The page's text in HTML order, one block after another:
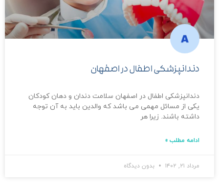
دندانپزشکی اطفال در اصفهان
دندانپزشکی اطفال در اصفهان سلامت دندان و دهان کودکان
یکی از مسائل مهمی می باشد که والدین باید به آن توجه
داشته باشند. زیرا هر
ادامه مطلب »
مرداد ۲۱, ۱۴۰۲ بدون دیدگاه